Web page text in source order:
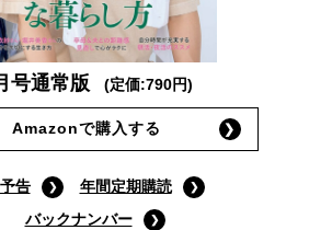
号通常版 (定価:790円)
Amazonで購入する
告
年間定期購読
バックナンバー